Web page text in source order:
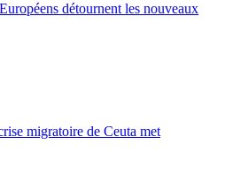
détournent les nouveaux
migratoire de Ceuta met